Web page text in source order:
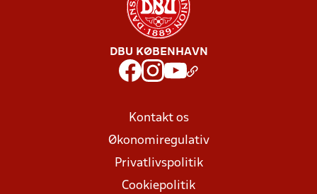
DBU KØBENHAVN
Kontakt os
Økonomiregulativ
Privatlivspolitik
Cookiepolitik